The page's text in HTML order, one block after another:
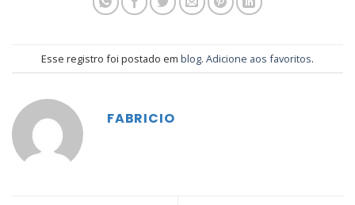
Esse registro foi postado em blog. Adicione aos favoritos.
FABRICIO